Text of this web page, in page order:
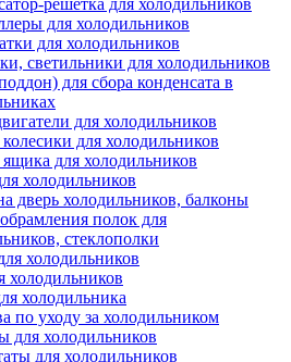
решетка для холодильников
для холодильников
для холодильников
светильники для холодильников
для сбора конденсата в
для холодильников
для холодильников
для холодильников
холодильников
дверь холодильников, балконы
полок для
стеклополки
холодильников
холодильников
холодильника
по уходу за холодильником
для холодильников
для холодильников